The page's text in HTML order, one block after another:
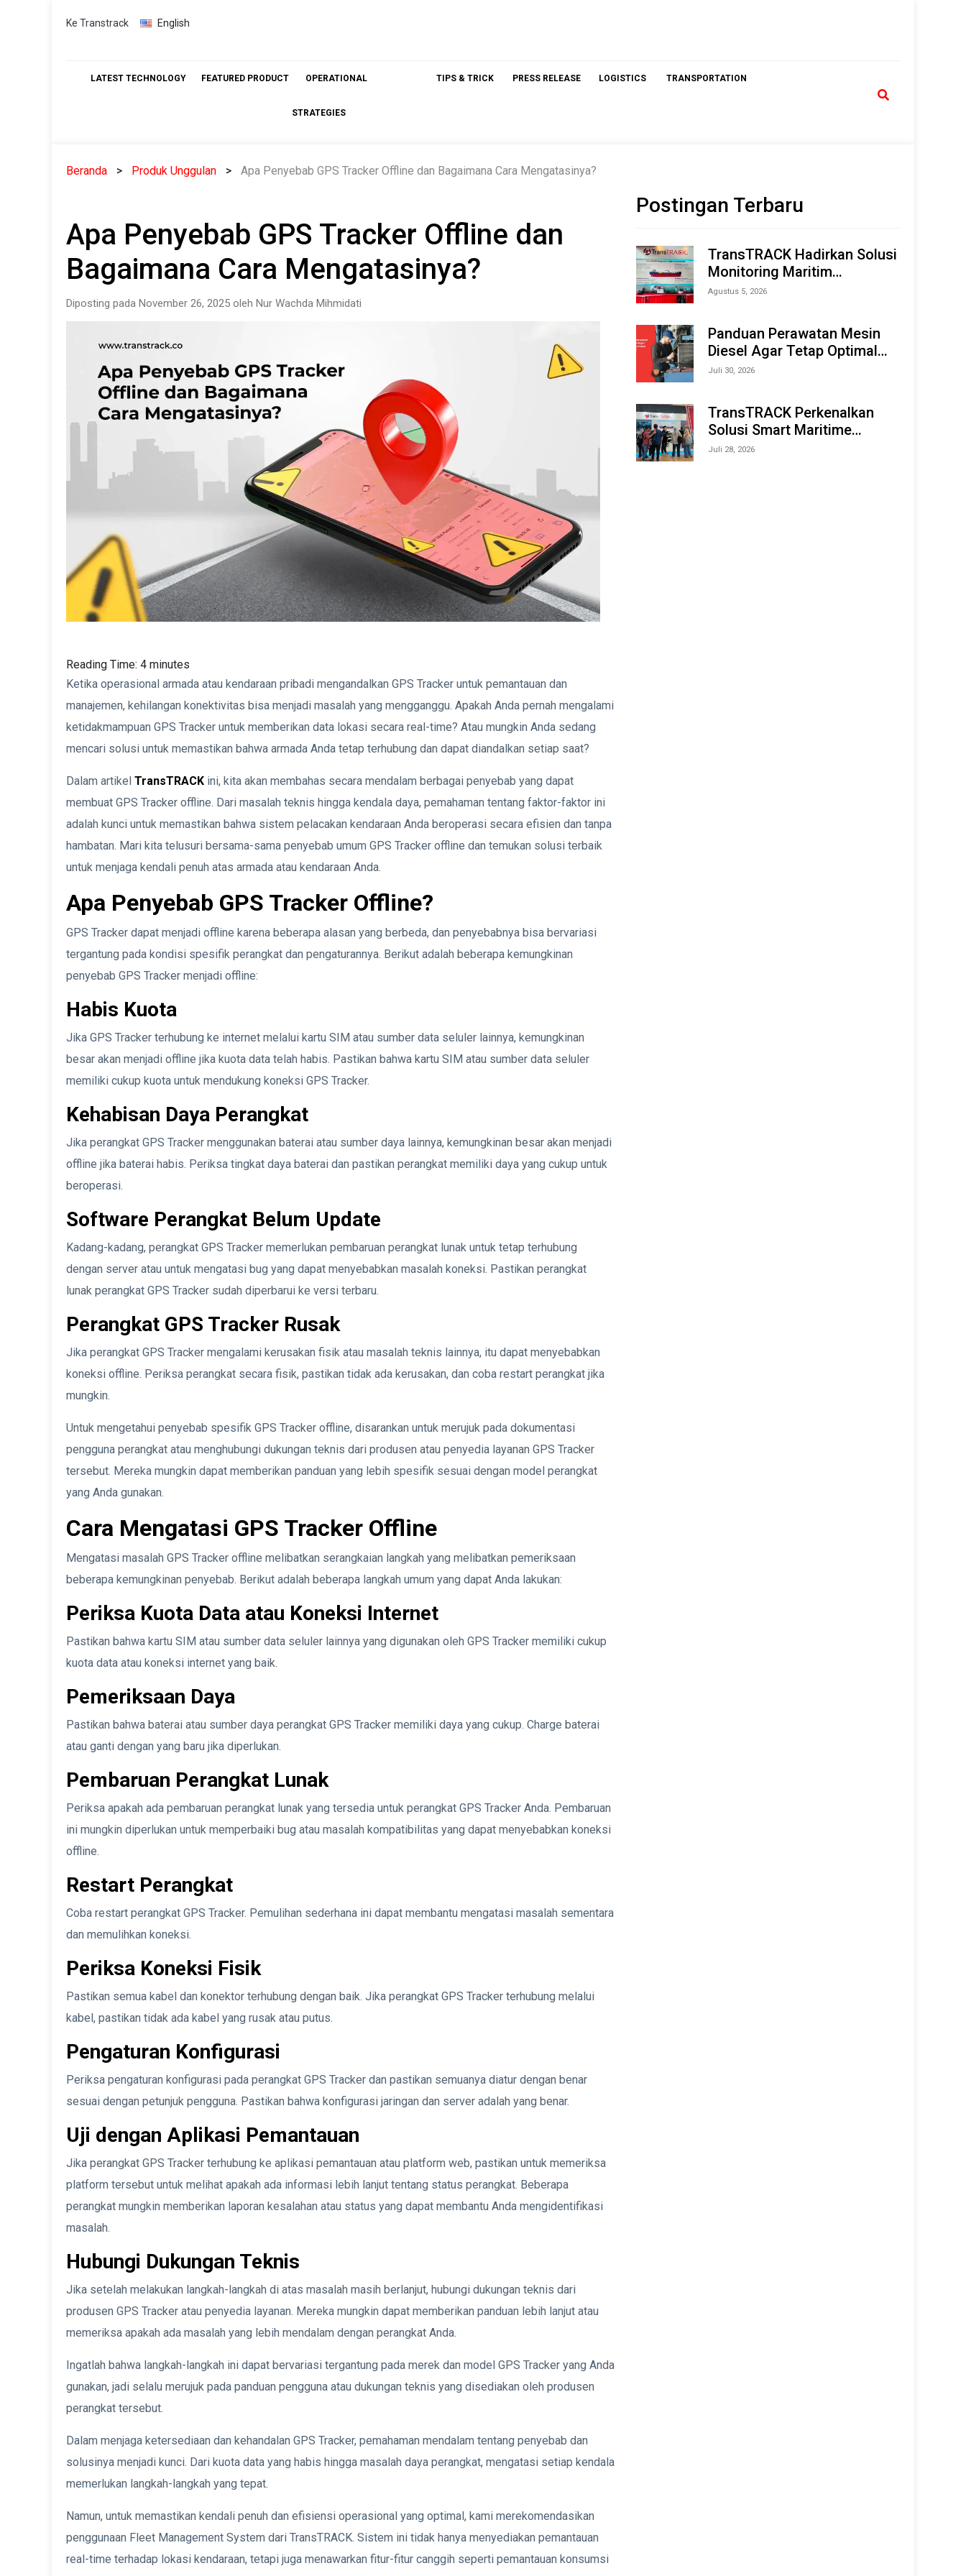
Skip
Ke Transtrack English
LATEST TECHNOLOGY FEATURED PRODUCT OPERATIONAL
STRATEGIES
TIPS & TRICK PRESS RELEASE LOGISTICS TRANSPORTATION
Beranda Produk Unggulan Apa Penyebab GPS Tracker Offline dan Bagaimana Cara Mengatasinya?
Apa Penyebab GPS Tracker Offline dan
Bagaimana Cara Mengatasinya?
Diposting pada November 26, 2025 oleh Nur Wachda Mihmidati
Reading Time: 4 minutes
Ketika operasional armada atau kendaraan pribadi mengandalkan GPS Tracker untuk pemantauan dan
manajemen, kehilangan konektivitas bisa menjadi masalah yang mengganggu. Apakah Anda pernah mengalami
ketidakmampuan GPS Tracker untuk memberikan data lokasi secara real-time? Atau mungkin Anda sedang
mencari solusi untuk memastikan bahwa armada Anda tetap terhubung dan dapat diandalkan setiap saat?
Dalam artikel TransTRACK ini, kita akan membahas secara mendalam berbagai penyebab yang dapat
membuat GPS Tracker offline. Dari masalah teknis hingga kendala daya, pemahaman tentang faktor-faktor ini
adalah kunci untuk memastikan bahwa sistem pelacakan kendaraan Anda beroperasi secara efisien dan tanpa
hambatan. Mari kita telusuri bersama-sama penyebab umum GPS Tracker offline dan temukan solusi terbaik
untuk menjaga kendali penuh atas armada atau kendaraan Anda.
Apa Penyebab GPS Tracker Offline?
GPS Tracker dapat menjadi offline karena beberapa alasan yang berbeda, dan penyebabnya bisa bervariasi
tergantung pada kondisi spesifik perangkat dan pengaturannya. Berikut adalah beberapa kemungkinan
penyebab GPS Tracker menjadi offline:
Habis Kuota
Jika GPS Tracker terhubung ke internet melalui kartu SIM atau sumber data seluler lainnya, kemungkinan
besar akan menjadi offline jika kuota data telah habis. Pastikan bahwa kartu SIM atau sumber data seluler
memiliki cukup kuota untuk mendukung koneksi GPS Tracker.
Kehabisan Daya Perangkat
Jika perangkat GPS Tracker menggunakan baterai atau sumber daya lainnya, kemungkinan besar akan menjadi
offline jika baterai habis. Periksa tingkat daya baterai dan pastikan perangkat memiliki daya yang cukup untuk
beroperasi.
Software Perangkat Belum Update
Kadang-kadang, perangkat GPS Tracker memerlukan pembaruan perangkat lunak untuk tetap terhubung
dengan server atau untuk mengatasi bug yang dapat menyebabkan masalah koneksi. Pastikan perangkat
lunak perangkat GPS Tracker sudah diperbarui ke versi terbaru.
Perangkat GPS Tracker Rusak
Jika perangkat GPS Tracker mengalami kerusakan fisik atau masalah teknis lainnya, itu dapat menyebabkan
koneksi offline. Periksa perangkat secara fisik, pastikan tidak ada kerusakan, dan coba restart perangkat jika
mungkin.
Untuk mengetahui penyebab spesifik GPS Tracker offline, disarankan untuk merujuk pada dokumentasi
pengguna perangkat atau menghubungi dukungan teknis dari produsen atau penyedia layanan GPS Tracker
tersebut. Mereka mungkin dapat memberikan panduan yang lebih spesifik sesuai dengan model perangkat
yang Anda gunakan.
Cara Mengatasi GPS Tracker Offline
Mengatasi masalah GPS Tracker offline melibatkan serangkaian langkah yang melibatkan pemeriksaan
beberapa kemungkinan penyebab. Berikut adalah beberapa langkah umum yang dapat Anda lakukan:
Periksa Kuota Data atau Koneksi Internet
Pastikan bahwa kartu SIM atau sumber data seluler lainnya yang digunakan oleh GPS Tracker memiliki cukup
kuota data atau koneksi internet yang baik.
Pemeriksaan Daya
Pastikan bahwa baterai atau sumber daya perangkat GPS Tracker memiliki daya yang cukup. Charge baterai
atau ganti dengan yang baru jika diperlukan.
Pembaruan Perangkat Lunak
Periksa apakah ada pembaruan perangkat lunak yang tersedia untuk perangkat GPS Tracker Anda. Pembaruan
ini mungkin diperlukan untuk memperbaiki bug atau masalah kompatibilitas yang dapat menyebabkan koneksi
offline.
Restart Perangkat
Coba restart perangkat GPS Tracker. Pemulihan sederhana ini dapat membantu mengatasi masalah sementara
dan memulihkan koneksi.
Periksa Koneksi Fisik
Pastikan semua kabel dan konektor terhubung dengan baik. Jika perangkat GPS Tracker terhubung melalui
kabel, pastikan tidak ada kabel yang rusak atau putus.
Pengaturan Konfigurasi
Periksa pengaturan konfigurasi pada perangkat GPS Tracker dan pastikan semuanya diatur dengan benar
sesuai dengan petunjuk pengguna. Pastikan bahwa konfigurasi jaringan dan server adalah yang benar.
Uji dengan Aplikasi Pemantauan
Jika perangkat GPS Tracker terhubung ke aplikasi pemantauan atau platform web, pastikan untuk memeriksa
platform tersebut untuk melihat apakah ada informasi lebih lanjut tentang status perangkat. Beberapa
perangkat mungkin memberikan laporan kesalahan atau status yang dapat membantu Anda mengidentifikasi
masalah.
Hubungi Dukungan Teknis
Jika setelah melakukan langkah-langkah di atas masalah masih berlanjut, hubungi dukungan teknis dari
produsen GPS Tracker atau penyedia layanan. Mereka mungkin dapat memberikan panduan lebih lanjut atau
memeriksa apakah ada masalah yang lebih mendalam dengan perangkat Anda.
Ingatlah bahwa langkah-langkah ini dapat bervariasi tergantung pada merek dan model GPS Tracker yang Anda
gunakan, jadi selalu merujuk pada panduan pengguna atau dukungan teknis yang disediakan oleh produsen
perangkat tersebut.
Dalam menjaga ketersediaan dan kehandalan GPS Tracker, pemahaman mendalam tentang penyebab dan
solusinya menjadi kunci. Dari kuota data yang habis hingga masalah daya perangkat, mengatasi setiap kendala
memerlukan langkah-langkah yang tepat.
Namun, untuk memastikan kendali penuh dan efisiensi operasional yang optimal, kami merekomendasikan
penggunaan Fleet Management System dari TransTRACK. Sistem ini tidak hanya menyediakan pemantauan
real-time terhadap lokasi kendaraan, tetapi juga menawarkan fitur-fitur canggih seperti pemantauan konsumsi
Postingan Terbaru
TransTRACK Hadirkan Solusi
Monitoring Maritim
Terintegrasi Berbasis AI &
Offshore Expo (IMOX) 2026
Agustus 5, 2026
Panduan Perawatan Mesin
Diesel Agar Tetap Optimal
dan Tahan Lama
Juli 30, 2026
TransTRACK Perkenalkan
Solusi Smart Maritime
Monitoring Berbasis AI dan
Juli 28, 2026